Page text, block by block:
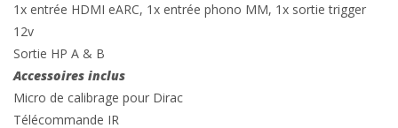
1x entrée HDMI eARC, 1x entrée phono MM, 1x sortie trigger
12v
Sortie HP A & B
Accessoires inclus
Micro de calibrage pour Dirac
Télécommande IR